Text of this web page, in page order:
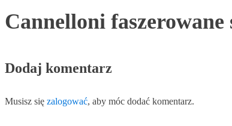
Cannelloni
Dodaj komentarz
Musisz się zalogować, aby móc dodać komentarz.